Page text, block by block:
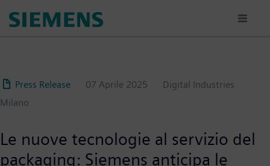
Press Release 07 Aprile 2025
Digital Industries
Milano
Le nuove tecnologie al servizio del
packaging: Siemens anticipa le